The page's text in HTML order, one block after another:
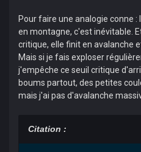
Pour faire une analogie conne
en montagne, c'est inévitable.
critique, elle finit en avalanche
Mais si je fais exploser
j'empêche ce seuil critique
boums partout, des petites
mais j'ai pas d'avalanche
Citation :